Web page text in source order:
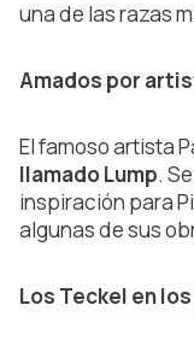
una de las razas
Amados por
El famoso artista
llamado Lump.
inspiración para
algunas de sus
Los Teckel en